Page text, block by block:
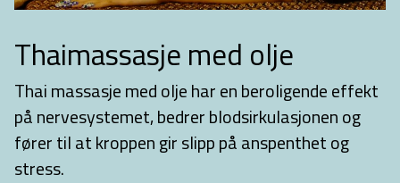
Thaimassasje med olje
Thai massasje med olje har en beroligende effekt
på nervesystemet, bedrer blodsirkulasjonen og
fører til at kroppen gir slipp på anspenthet og
stress.